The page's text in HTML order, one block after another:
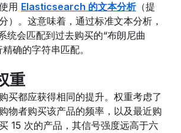
用 Elasticsearch 的文本分析（提
）。这意味着，通过标准文本分析，
统会匹配到过去购买的“布朗尼曲
确的字符串匹配。
重
买都应获得相同的提升。权重考虑了
物者购买该产品的频率，以及最近购
15 次的产品，其信号强度远高于六